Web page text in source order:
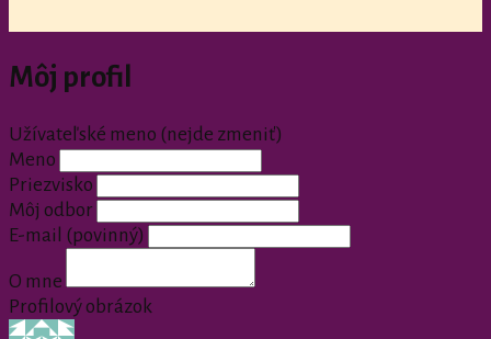
Môj profil
Užívateľské meno (nejde zmeniť)
Meno
Priezvisko
Môj odbor
E-mail
(povinný)
O mne
Profilový obrázok